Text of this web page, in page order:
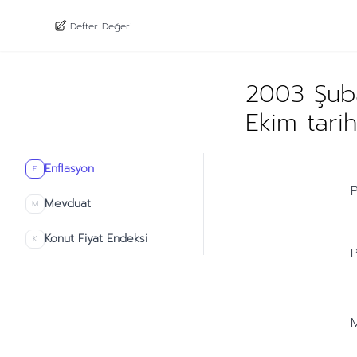
E Enflasyon
M Mevduat
K Konut Fiyat Endeksi
Defter Değeri
2003
Ekim